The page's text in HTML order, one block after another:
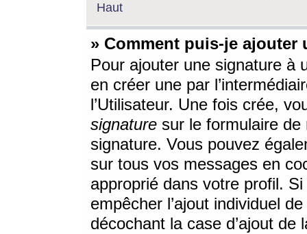
Haut
» Comment puis-je ajouter
Pour ajouter une signature à
en créer une par
l’Utilisateur. Une fois crée,
signature sur le formulaire de
signature. Vous pouvez
sur tous vos messages en
approprié dans votre profil.
empêcher l’ajout individuel
décochant la case d’ajout